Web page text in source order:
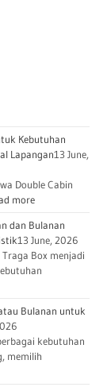
Kebutuhan
Lapangan13 June,
Double Cabin
more
dan Bulanan
13 June, 2026
Traga Box menjadi
Bulanan untuk
kebutuhan
memilih